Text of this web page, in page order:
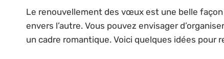
Le renouvellement des vœux est une belle façon
envers l’autre. Vous pouvez envisager
un cadre romantique. Voici quelques idées pour